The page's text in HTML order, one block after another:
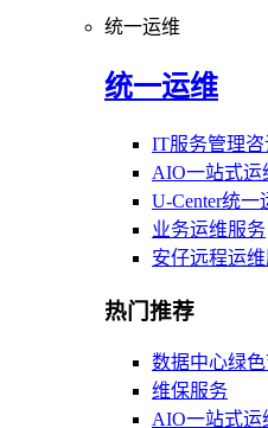
统一运维
统一运维
IT服务管理咨
AIO一站式运
U-Center统一
业务运维服务
安仔远程运
热门推荐
数据中心绿
维保服务
AIO一站式运